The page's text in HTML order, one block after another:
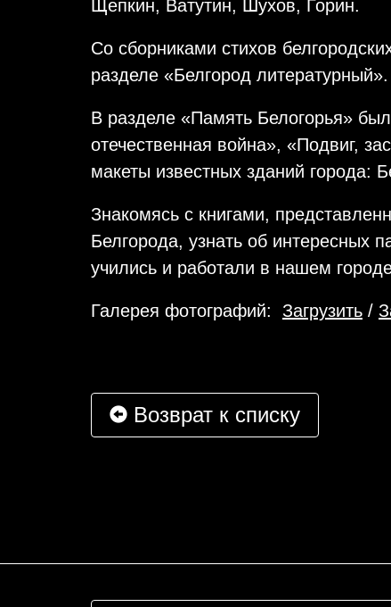
Щепкин, Ватутин, Шухов, Горин.
Со сборниками стихов
разделе «Белгород
В разделе «Память Белогорья»
отечественная война», «Подвиг,
макеты известных зданий города:
Знакомясь с книгами,
Белгорода, узнать об интересных
учились и работали в нашем
Галерея фотографий: Загрузить /
Возврат к списку